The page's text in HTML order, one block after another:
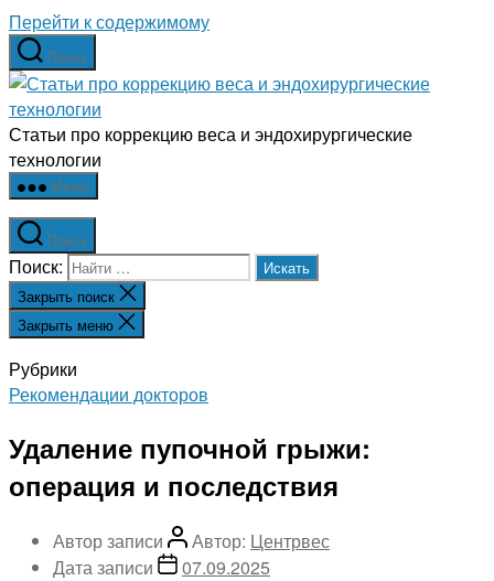
Перейти к содержимому
Поиск
Статьи про коррекцию веса и эндохирургические
технологии
Меню
Поиск
Поиск:
Закрыть поиск
Закрыть меню
Рубрики
Рекомендации докторов
Удаление пупочной грыжи:
операция и последствия
Автор записи Автор: Центрвес
Дата записи
07.09.2025